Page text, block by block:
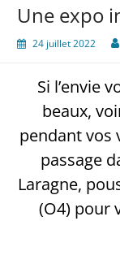
Une expo
24 juillet 2022
Si l’envie
beaux,
pendant vos
passage
Laragne,
(O4) pour